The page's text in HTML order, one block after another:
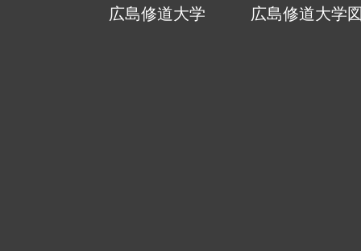
広島修道大学 広島修道大学